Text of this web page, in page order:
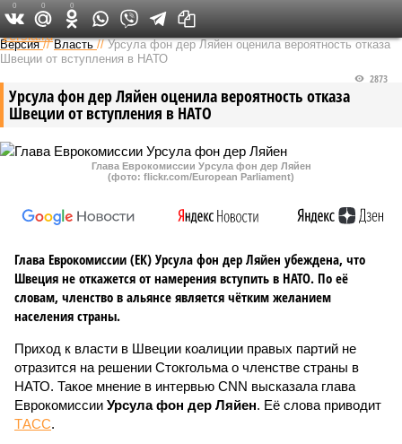
Федеральный выпуск
Версия //Власть //Урсула фон дер Ляйен оценила вероятность отказа
Швеции от вступления в НАТО
Урсула фон дер Ляйен оценила вероятность отказа
Швеции от вступления в НАТО
2873
Глава Еврокомиссии Урсула фон дер Ляйен
(фото: flickr.com/European Parliament)
Глава Еврокомиссии (ЕК) Урсула фон дер Ляйен убеждена, что
Швеция не откажется от намерения вступить в НАТО. По её
словам, членство в альянсе является чётким желанием
населения страны.
Приход к власти в Швеции коалиции правых партий не
отразится на решении Стокгольма о членстве страны в
НАТО. Такое мнение в интервью CNN высказала глава
Еврокомиссии Урсула фон дер Ляйен. Её слова приводит
ТАСС.
0 0 0